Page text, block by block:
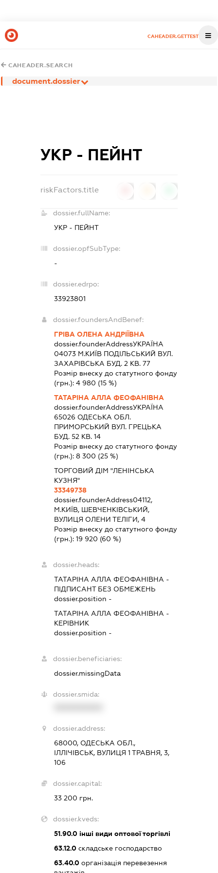
CAHEADER.GETTEST
CAHEADER.SEARCH
document.dossier
УКР - ПЕЙНТ
riskFactors.title
dossier.fullName:
УКР - ПЕЙНТ
dossier.opfSubType:
-
dossier.edrpo:
33923801
dossier.foundersAndBenef:
ГРІВА ОЛЕНА АНДРІЇВНА
dossier.founderAddressУКРАЇНА
04073 М.КИЇВ ПОДІЛЬСЬКИЙ ВУЛ.
ЗАХАРІВСЬКА БУД. 2 КВ. 77
Розмір внеску до статутного фонду
(грн.): 4 980 (15 %)
ТАТАРІНА АЛЛА ФЕОФАНІВНА
dossier.founderAddressУКРАЇНА
65026 ОДЕСЬКА ОБЛ.
ПРИМОРСЬКИЙ ВУЛ. ГРЕЦЬКА
БУД. 52 КВ. 14
Розмір внеску до статутного фонду
(грн.): 8 300 (25 %)
ТОРГОВИЙ ДІМ "ЛЕНІНСЬКА
КУЗНЯ"
33349738
dossier.founderAddress04112,
М.КИЇВ, ШЕВЧЕНКІВСЬКИЙ,
ВУЛИЦЯ ОЛЕНИ ТЕЛІГИ, 4
Розмір внеску до статутного фонду
(грн.): 19 920 (60 %)
dossier.heads:
ТАТАРІНА АЛЛА ФЕОФАНІВНА -
ПІДПИСАНТБЕЗ ОБМЕЖЕНЬ
dossier.position -
ТАТАРІНА АЛЛА ФЕОФАНІВНА -
КЕРІВНИК
dossier.position -
dossier.beneficiaries:
dossier.missingData
dossier.smida:
dossier.address:
68000, ОДЕСЬКА ОБЛ.,
ІЛЛІЧІВСЬК, ВУЛИЦЯ 1 ТРАВНЯ, 3,
106
dossier.capital:
33 200 грн.
dossier.kveds:
51.90.0інші види оптової торгівлі
63.12.0складське господарство
63.40.0організація перевезення